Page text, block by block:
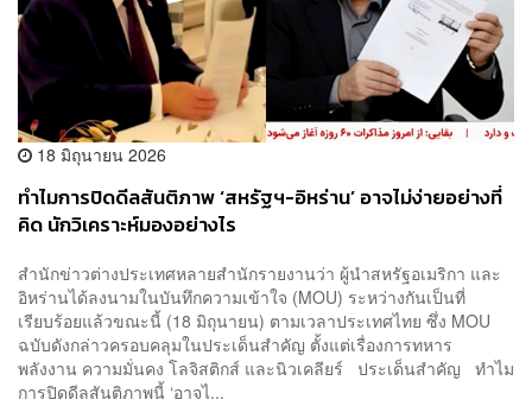
18 มิถุนายน 2026
ทำไมการปิดดีลสันติภาพ ‘สหรัฐฯ-อิหร่าน’ อาจไม่ง่ายอย่างที่
คิด นักวิเคราะห์มองอย่างไร
สำนักข่าวต่างประเทศหลายสำนักรายงานว่า ผู้นำสหรัฐอเมริกา และ
อิหร่านได้ลงนามในบันทึกความเข้าใจ (MOU) ระหว่างกัน​เป็นที่
เรียบร้อยแล้วขณะนี้ (18 มิถุนายน) ตามเวลาประเทศไทย ซึ่ง MOU
ฉบับดังกล่าวครอบคลุมในประเด็นสำคัญ ตั้งแต่เรื่องการทหาร
พลังงาน ความมั่นคง โลจิสติกส์ และนิวเคลียร์ ประเด็นสำคัญ ทำไม
การปิดดีลสันติภาพนี้ ‘อาจไ...